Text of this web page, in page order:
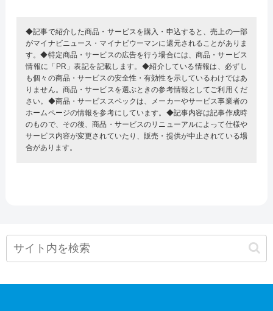
◆記事で紹介した商品・サービスを購入・申込すると、売上の一部
がマイナビニュース・マイナビウーマンに還元されることがありま
す。◆特定商品・サービスの広告を行う場合には、商品・サービス
情報に「PR」表記を記載します。◆紹介している情報は、必ずし
も個々の商品・サービスの安全性・有効性を示しているわけではあ
りません。商品・サービスを選ぶときの参考情報としてご利用くだ
さい。◆商品・サービススペックは、メーカーやサービス事業者の
ホームページの情報を参考にしています。◆記事内容は記事作成時
のもので、その後、商品・サービスのリニューアルによって仕様や
サービス内容が変更されていたり、販売・提供が中止されている場
合があります。